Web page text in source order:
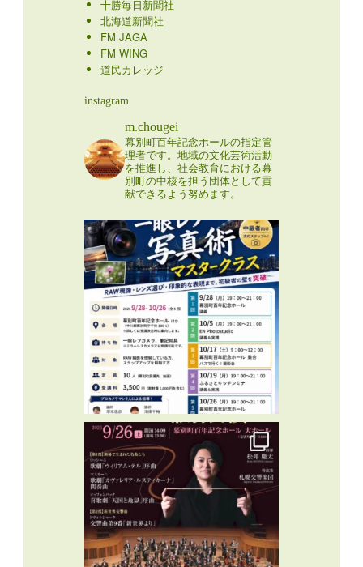
十勝毎日新聞社
北海道新聞社
FM JAGA
FM WING
道民カレッジ
instagram
m.chougei
幕別町百年記念ホールの指定管
理者です。地域の文化芸術活動
を推進し、社会教育における幕
別町の中核を担う団体として貢
献できるよう努めます。